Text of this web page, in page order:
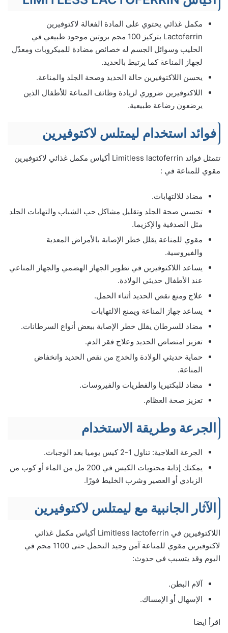
مكمل غذائي يحتوي على المادة الفعالة لاكتوفيرين
Lactoferrin بتركيز 100 مجم بروتين موجود طبيعي في
الحليب وسوائل الجسم له خصائص مضادة للميكروبات ومعدّل
لجهاز المناعة كما يرتبط بالحديد.
يحسن اللاكتوفيرين حالة الحديد وصحة الجلد والمناعة.
اللاكتوفيرين ضروري لزيادة وظائف المناعة للأطفال الذين
يرضعون رضاعة طبيعية.
فوائد استخدام ليمتلس لاكتوفيرين
تتمثل فوائد Limitless lactoferrin أكياس مكمل غذائي لاكتوفيرين
مقوي للمناعة في :
مضاد للالتهابات.
تحسين صحة الجلد وتقليل مشاكل حب الشباب والتهابات الجلد
مثل الصدفية والإكزيما.
مقوي للمناعة يقلل خطر الإصابة بالأمراض المعدية
والفيروسية.
يساعد اللاكتوفيرين في تطوير الجهاز الهضمي والجهاز المناعي
عند الأطفال حديثي الولادة.
علاج ومنع نقص الحديد أثناء الحمل.
يساعد جهاز المناعة ويمنع الالتهابات
مضاد للسرطان يقلل خطر الإصابة ببعض أنواع السرطانات.
تعزيز امتصاص الحديد وعلاج فقر الدم.
حماية حديثي الولادة والخدج من نقص الحديد وانخفاض
المناعة.
مضاد للبكتيريا والفطريات والفيروسات.
تعزيز صحة العظام.
الجرعة وطريقة الاستخدام
الجرعة العلاجية: تناول 1-2 كيس يوميا بعد الوجبات.
يمكنك إذابة محتويات الكيس في 200 مل من الماء أو كوب من
الزبادي أو العصير وشرب الخليط فورًا.
الآثار الجانبية مع ليمتلس لاكتوفيرين
اللاكتوفيرين في Limitless lactoferrin أكياس مكمل غذائي
لاكتوفيرين مقوي للمناعة آمن وجيد التحمل حتى 1100 مجم في
اليوم وقد يتسبب في حدوث:
آلام البطن.
الإسهال أو الإمساك.
اقرأ ايضا